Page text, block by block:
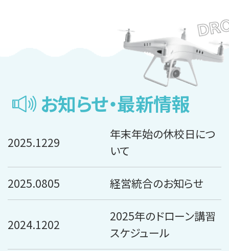
お知らせ・最新情報
2025.1229
年末年始の休校日につ
いて
2025.0805 経営統合のお知らせ
2024.1202
2025年のドローン講習
スケジュール